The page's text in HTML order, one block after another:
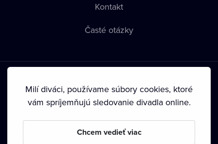
Kontakt
Časté otázky
používania Cookies• Autorské práva
Milí diváci, používame súbory cookies, ktoré
vám spríjemňujú sledovanie divadla online.
Chcem vedieť viac